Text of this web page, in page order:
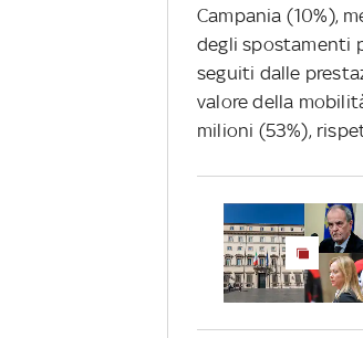
Campania (10%),
degli spostamenti
seguiti dalle
valore della
milioni (53%),